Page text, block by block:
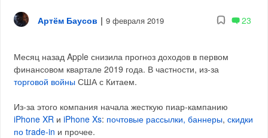
Артём Баусов | 9 февраля 2019 23
Месяц назад Apple снизила прогноз доходов в первом
финансовом квартале 2019 года. В частности, из-за
торговой войны США с Китаем.
Из-за этого компания начала жесткую пиар-кампанию
iPhone XR иiPhone Xs: почтовые рассылки, баннеры,скидки
по trade-in и прочее.